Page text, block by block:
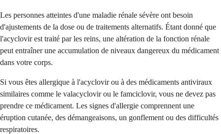
Les personnes atteintes d'une maladie rénale sévère ont besoin
d'ajustements de la dose ou de traitements alternatifs. Étant donné que
l'acyclovir est traité par les reins, une altération de la fonction rénale
peut entraîner une accumulation de niveaux dangereux du médicament
dans votre corps.
Si vous êtes allergique à l'acyclovir ou à des médicaments antiviraux
similaires comme le valacyclovir ou le famciclovir, vous ne devez pas
prendre ce médicament. Les signes d'allergie comprennent une
éruption cutanée, des démangeaisons, un gonflement ou des difficultés
respiratoires.